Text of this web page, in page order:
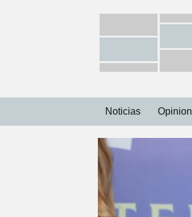
Noticias
Capital
Municipios
Opinion